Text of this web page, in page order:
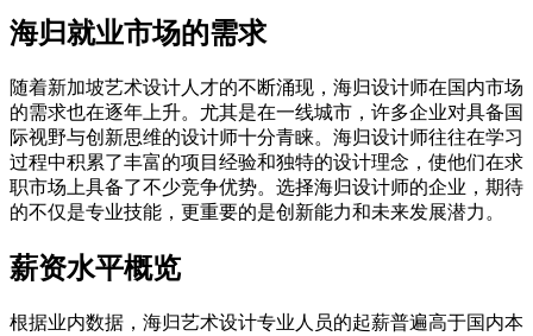
海归就业市场的需求
随着新加坡艺术设计人才的不断涌现，海归设计师在国内市场
的需求也在逐年上升。尤其是在一线城市，许多企业对具备国
际视野与创新思维的设计师十分青睐。海归设计师往往在学习
过程中积累了丰富的项目经验和独特的设计理念，使他们在求
职市场上具备了不少竞争优势。选择海归设计师的企业，期待
的不仅是专业技能，更重要的是创新能力和未来发展潜力。
薪资水平概览
根据业内数据，海归艺术设计专业人员的起薪普遍高于国内本